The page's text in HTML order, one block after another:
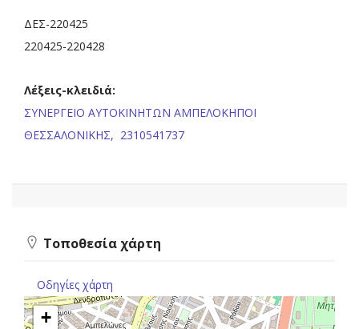
ΔΕΣ-220425
220425-220428
Λέξεις-κλειδιά:
ΣΥΝΕΡΓΕΙΟ ΑΥΤΟΚΙΝΗΤΩΝ ΑΜΠΕΛΟΚΗΠΟΙ
ΘΕΣΣΑΛΟΝΙΚΗΣ, 2310541737
Τοποθεσία χάρτη
Οδηγίες χάρτη
+